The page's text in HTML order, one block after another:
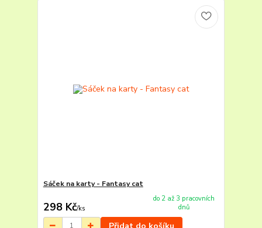
Sáček na karty - Fantasy cat
298 Kč/ks
do 2 až 3 pracovních
dnů